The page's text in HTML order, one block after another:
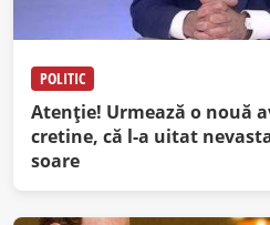
POLITIC
Atenție! Urmează o nouă
cretine, că l-a uitat
soare